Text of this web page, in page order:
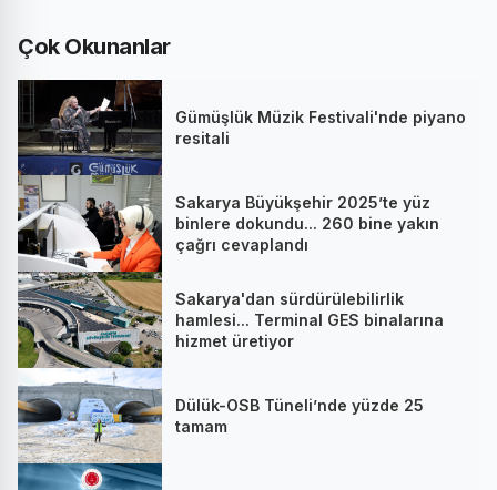
Çok Okunanlar
Gümüşlük Müzik Festivali'nde piyano
resitali
Sakarya Büyükşehir 2025’te yüz
binlere dokundu... 260 bine yakın
çağrı cevaplandı
Sakarya'dan sürdürülebilirlik
hamlesi... Terminal GES binalarına
hizmet üretiyor
Dülük-OSB Tüneli’nde yüzde 25
tamam